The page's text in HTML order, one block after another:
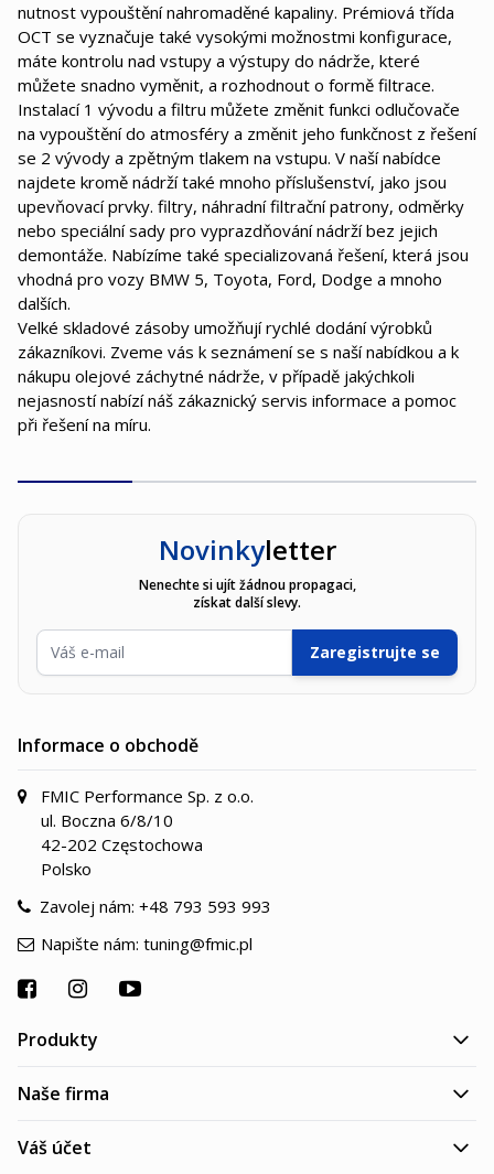
nutnost vypouštění nahromaděné kapaliny. Prémiová třída
OCT se vyznačuje také vysokými možnostmi konfigurace,
máte kontrolu nad vstupy a výstupy do nádrže, které
můžete snadno vyměnit, a rozhodnout o formě filtrace.
Instalací 1 vývodu a filtru můžete změnit funkci odlučovače
na vypouštění do atmosféry a změnit jeho funkčnost z řešení
se 2 vývody a zpětným tlakem na vstupu. V naší nabídce
najdete kromě nádrží také mnoho příslušenství, jako jsou
upevňovací prvky. filtry, náhradní filtrační patrony, odměrky
nebo speciální sady pro vyprazdňování nádrží bez jejich
demontáže. Nabízíme také specializovaná řešení, která jsou
vhodná pro vozy BMW 5, Toyota, Ford, Dodge a mnoho
dalších.
Velké skladové zásoby umožňují rychlé dodání výrobků
zákazníkovi. Zveme vás k seznámení se s naší nabídkou a k
nákupu olejové záchytné nádrže, v případě jakýchkoli
nejasností nabízí náš zákaznický servis informace a pomoc
při řešení na míru.
Novinkyletter
Nenechte si ujít žádnou propagaci,
získat další slevy.
E-mailová adresa
Zaregistrujte se
Informace o obchodě
FMIC Performance Sp. z o.o.
ul. Boczna 6/8/10
42-202 Częstochowa
Polsko
Zavolej nám: +48 793 593 993
Napište nám: tuning@fmic.pl
Produkty
Naše firma
Váš účet